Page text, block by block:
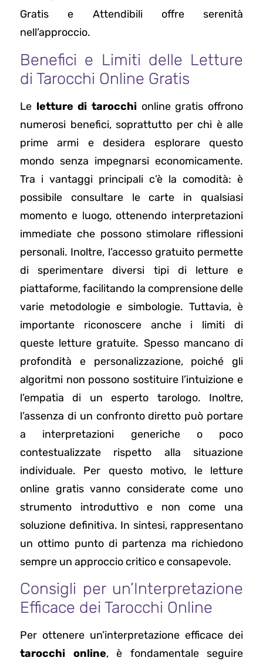
Gratis e Attendibili offre serenità
nell’approccio.
Benefici e Limiti delle Letture
di Tarocchi Online Gratis
Le letture di tarocchi online gratis offrono
numerosi benefici, soprattutto per chi è alle
prime armi e desidera esplorare questo
mondo senza impegnarsi economicamente.
Tra i vantaggi principali c’è la comodità: è
possibile consultare le carte in qualsiasi
momento e luogo, ottenendo interpretazioni
immediate che possono stimolare riflessioni
personali. Inoltre, l’accesso gratuito permette
di sperimentare diversi tipi di letture e
piattaforme, facilitando la comprensione delle
varie metodologie e simbologie. Tuttavia, è
importante riconoscere anche i limiti di
queste letture gratuite. Spesso mancano di
profondità e personalizzazione, poiché gli
algoritmi non possono sostituire l’intuizione e
l’empatia di un esperto tarologo. Inoltre,
l’assenza di un confronto diretto può portare
a interpretazioni generiche o poco
contestualizzate rispetto alla situazione
individuale. Per questo motivo, le letture
online gratis vanno considerate come uno
strumento introduttivo e non come una
soluzione definitiva. In sintesi, rappresentano
un ottimo punto di partenza ma richiedono
sempre un approccio critico e consapevole.
Consigli per un’Interpretazione
Efficace dei Tarocchi Online
Per ottenere un’interpretazione efficace dei
tarocchi online, è fondamentale seguire